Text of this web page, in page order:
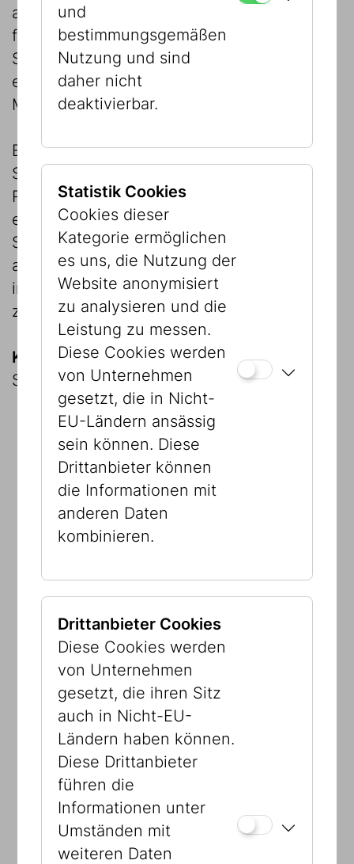
aber voller philosophischer Tiefe. Mit
feinem Witz und poetischer Klarheit lädt
Shakine dazu ein, das Verbindende zu
erkennen und in der Gleichheit das
Menschliche zu feiern.
Eran Shakine malt, zeichnet und schafft
Skulpturen sowie Kunst im öffentlichen
Raum. Er wurde 1962 in Israel als Sohn
eines französischen und einer ungarischen
Schoa-Überlebenden geboren. Er lebt und
arbeitet in Tel Aviv. Seine Arbeiten wurden
international ausgestellt und sind in
zahlreichen Sammlungen vertreten.
Kurator:innen:Barbara Staudinger, Hannes
Sulzenbacher
Wir bedanken uns für
die Unterstützung:
Kooperationspartner: "A Muslim, a
und
bestimmungsgemäßen
Nutzung und sind
daher nicht
deaktivierbar.
Statistik Cookies
Cookies dieser
Kategorie ermöglichen
es uns, die Nutzung der
Website anonymisiert
zu analysieren und die
Leistung zu messen.
Diese Cookies werden
von Unternehmen
gesetzt, die in Nicht-
EU-Ländern ansässig
sein können. Diese
Drittanbieter können
die Informationen mit
anderen Daten
kombinieren.
Drittanbieter Cookies
Diese Cookies werden
von Unternehmen
gesetzt, die ihren Sitz
auch in Nicht-EU-
Ländern haben können.
Diese Drittanbieter
führen die
Informationen unter
Umständen mit
weiteren Daten